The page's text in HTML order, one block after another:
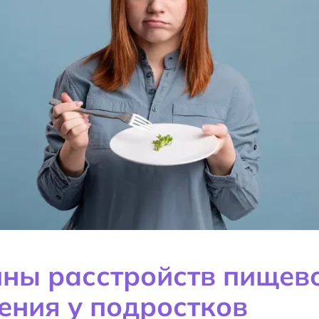
расстройств
у подростков